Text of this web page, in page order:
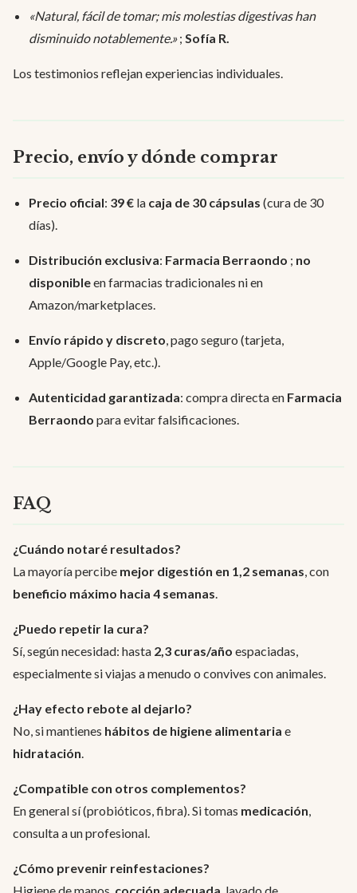
«Natural, fácil de tomar; mis molestias digestivas han
disminuido notablemente.»; Sofía R.
Los testimonios reflejan experiencias individuales.
Precio, envío y dónde comprar
Precio oficial: 39 € la caja de 30 cápsulas (cura de 30
días).
Distribución exclusiva: Farmacia Berraondo ; no
disponibleen farmacias tradicionales ni en
Amazon/marketplaces.
Envío rápido y discreto, pago seguro (tarjeta,
Apple/Google Pay, etc.).
Autenticidad garantizada: compra directa en Farmacia
Berraondo para evitar falsificaciones.
FAQ
¿Cuándo notaré resultados?
La mayoría percibe mejor digestión en 1,2 semanas, con
beneficio máximo hacia 4 semanas.
¿Puedo repetir la cura?
Sí, según necesidad: hasta 2,3 curas/año espaciadas,
especialmente si viajas a menudo o convives con animales.
¿Hay efecto rebote al dejarlo?
No, si mantienes hábitos de higiene alimentaria e
hidratación.
¿Compatible con otros complementos?
En general sí (probióticos, fibra). Si tomas medicación,
consulta a un profesional.
¿Cómo prevenir reinfestaciones?